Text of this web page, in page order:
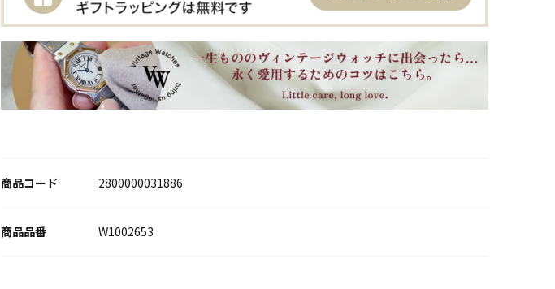
商品コード 2800000031886
W1002653